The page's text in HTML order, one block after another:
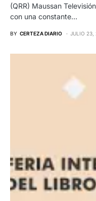
(QRR) Maussan
con una constante…
BY CERTEZA DIARIO JULIO 23,